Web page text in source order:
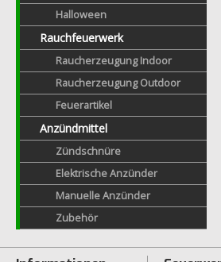
Halloween
Rauchfeuerwerk
Raucherzeugung Indoor
Raucherzeugung Outdoor
Feuerartikel
Anzündmittel
Zündschnüre
Elektrische Anzünder
Manuelle Anzünder
Zubehör